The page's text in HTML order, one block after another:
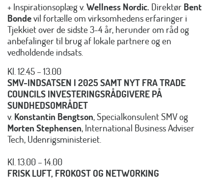
+ Inspirationsoplæg v.Wellness Nordic. Direktør Bent
Bondevil fortælle om virksomhedens erfaringer i
Tjekkiet over de sidste 3-4 år, herunder om råd og
anbefalinger til brug af lokale partnere og en
vedholdende indsats.
Kl. 12.45 – 13.00
SMV-INDSATSEN I 2025 SAMT NYT FRA TRADE
COUNCILS INVESTERINGSRÅDGIVERE PÅ
SUNDHEDSOMRÅDET
v. Konstantin Bengtson, Specialkonsulent SMV og
Morten Stephensen, International Business Adviser
Tech, Udenrigsministeriet.
Kl. 13.00 – 14.00
FRISK LUFT, FROKOST OG NETWORKING